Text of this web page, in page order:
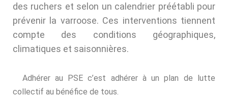
des ruchers et selon un calendrier préétabli pour
prévenir la varroose. Ces interventions tiennent
compte des conditions géographiques,
climatiques et saisonnières.
Adhérer au PSE c’est adhérer à un plan de lutte
collectif au bénéfice de tous.